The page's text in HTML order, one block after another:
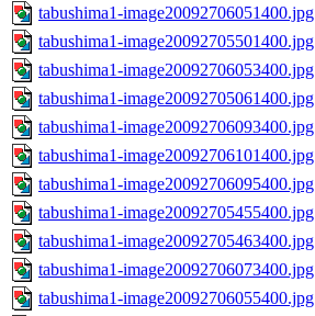
tabushima1-image20092706051400.jpg
tabushima1-image20092705501400.jpg
tabushima1-image20092706053400.jpg
tabushima1-image20092705061400.jpg
tabushima1-image20092706093400.jpg
tabushima1-image20092706101400.jpg
tabushima1-image20092706095400.jpg
tabushima1-image20092705455400.jpg
tabushima1-image20092705463400.jpg
tabushima1-image20092706073400.jpg
tabushima1-image20092706055400.jpg